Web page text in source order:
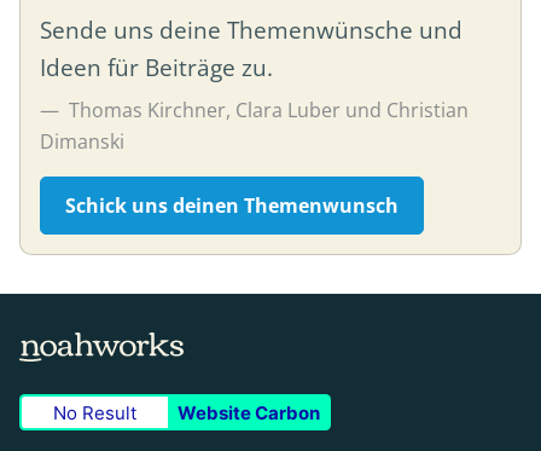
Sende uns deine Themenwünsche und
Ideen für Beiträge zu.
Thomas Kirchner, Clara Luber und Christian
Dimanski
Schick uns deinen Themenwunsch
No Result Website Carbon